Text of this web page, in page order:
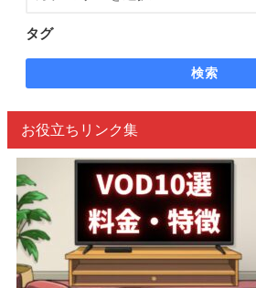
タグ
検索
お役立ちリンク集